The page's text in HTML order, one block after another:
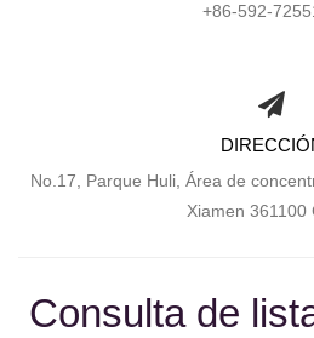
+86-592-
No.17, Parque Huli, Área de
Xiamen 361100
Consulta de